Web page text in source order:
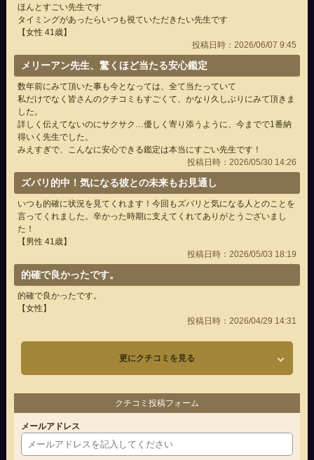
ほんとすごい先生です
タイミングがあったらいつも視ていただきたい先生です
【女性 41歳】
投稿日時：2026/06/07 9:45
メリーアン先生、驚くほど当たる安心鑑定
数年前にみて頂いた事も今となっては、全て当たっていて
私だけでなく皆さんのクチコミもすごくて、かなり久しぶりにみて頂きま
した。
詳しく伝えてないのにサクサク…優しく寄り添うように、今までで1番納
得いく先生でした。
みえすぎで、こんなに安心できる鑑定は本当にすごい先生です！
投稿日時：2026/05/30 14:26
ズバリ的中！気になる彼との未来もお見通し
いつも的確に状況を見てくれます！今回もズバリと気になる人とのことを
言ってくれました。辛かった時期に支えてくれてありがとうございまし
た！
【男性 41歳】
投稿日時：2026/05/03 18:19
的確で良かったです。
的確で良かったです。
【女性】
投稿日時：2026/04/29 14:31
更にクチコミを見る
クチコミ投稿フォーム
メールアドレス